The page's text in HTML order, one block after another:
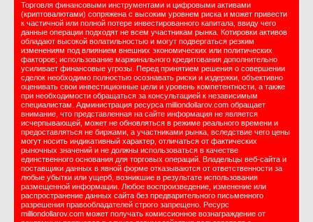
Торговля финансовыми инструментами и цифровыми активами
(криптовалютами) сопряжена с высоким уровнем риска и может привести
к частичной или полной потере инвестированного капитала, ввиду чего
данные операции подходят не всем участникам рынка. Котировки активов
обладают высокой волатильностью и могут подвергаться резким
изменениям под влиянием внешних экономических или политических
факторов; использование маржинального кредитования дополнительно
усиливает финансовые угрозы. Перед принятием решения о совершении
сделок необходимо полностью осознавать риски и издержки, объективно
оценивать свои инвестиционные цели и уровень компетентности, а также
при необходимости обращаться за консультацией к независимым
специалистам. Администрация ресурса milliondollarov.com обращает
внимание, что представленная на сайте информация не является
исчерпывающей, может не обновляться в режиме реального времени и
предоставляться не биржами, а участниками рынка, вследствие чего цены
могут носить индикативный характер, отличаться от фактических
рыночных значений и не должны использоваться в качестве
единственного основания для торговых операций. Владельцы веб-сайта и
поставщики данных в явной форме отказываются от ответственности за
любые убытки или ущерб, возникшие в результате использования
размещенной информации. Любое воспроизведение, изменение или
распространение данных сайта без предварительного письменного
разрешения правообладателей строго запрещено. Ресурс
milliondollarov.com может получать комиссионное вознаграждение от